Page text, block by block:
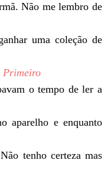
Não me lembro de
uma coleção de
Primeiro
o tempo de ler a
aparelho e enquanto
tenho certeza mas